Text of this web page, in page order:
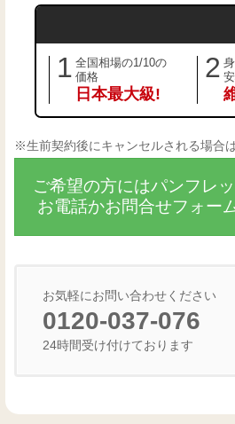
1 全国相場の1/10の
価格
日本最大級!
2
※生前契約後にキャンセルされる場合
ご希望の方にはパンフレ
お電話かお問合せフォー
お気軽にお問い合わせください
0120-037-076
24時間受け付けております